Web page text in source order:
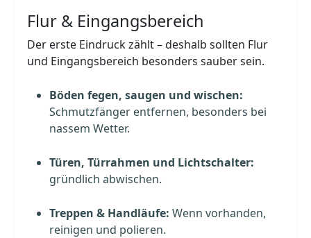
Flur & Eingangsbereich
Der erste Eindruck zählt – deshalb sollten Flur
und Eingangsbereich besonders sauber sein.
Böden fegen, saugen und wischen:
Schmutzfänger entfernen, besonders bei
nassem Wetter.
Türen, Türrahmen und Lichtschalter:
gründlich abwischen.
Treppen & Handläufe: Wenn vorhanden,
reinigen und polieren.